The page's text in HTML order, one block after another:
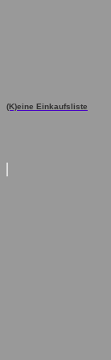
(K)eine Einkaufsliste